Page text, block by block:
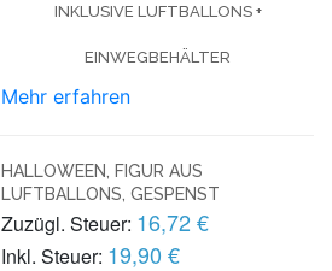
INKLUSIVE LUFTBALLONS +
EINWEGBEHÄLTER
Mehr erfahren
HALLOWEEN, FIGUR AUS
LUFTBALLONS, GESPENST
Zuzügl. Steuer: 16,72 €
Inkl. Steuer: 19,90 €